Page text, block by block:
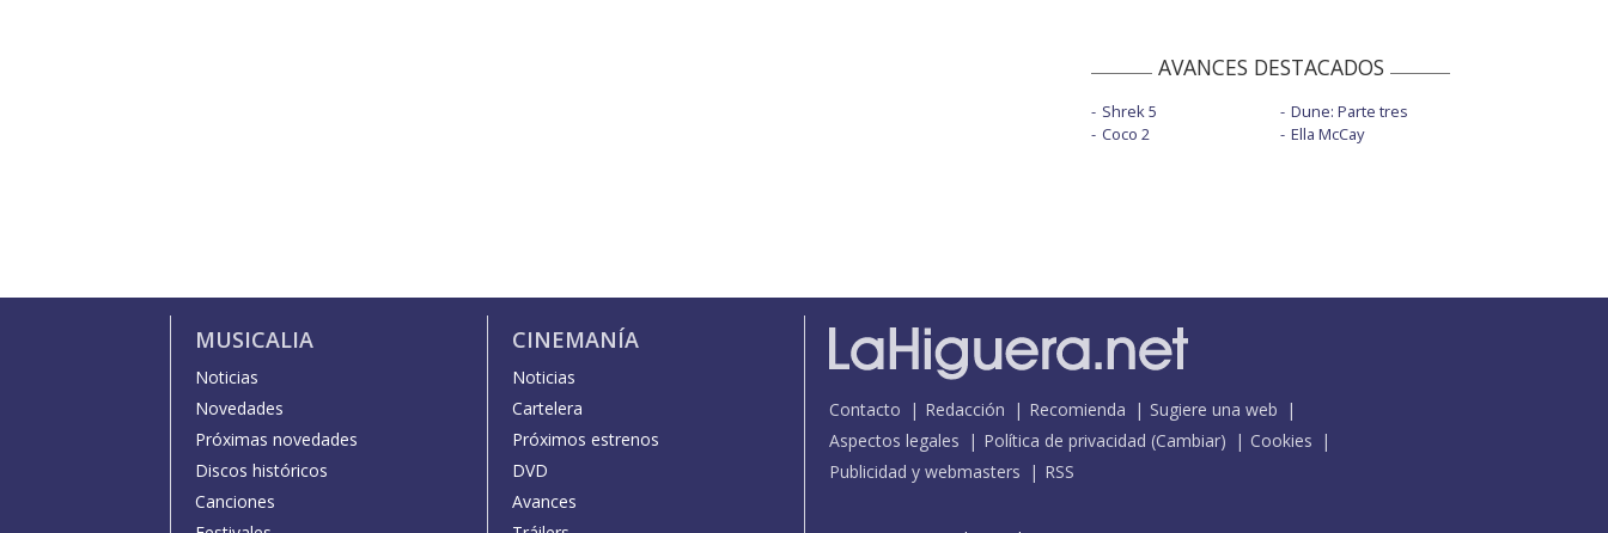
AVANCES DESTACADOS
Shrek 5
Coco 2
Dune: Parte tres
Ella McCay
MUSICALIA
Noticias
Novedades
Próximas novedades
Discos históricos
Canciones
CINEMANÍA
Noticias
Cartelera
Próximos estrenos
DVD
Avances
Contacto Redacción Recomienda
Sugiere una web
Aspectos legales
Política de privacidad (Cambiar)
Cookies
Publicidad y webmasters
RSS